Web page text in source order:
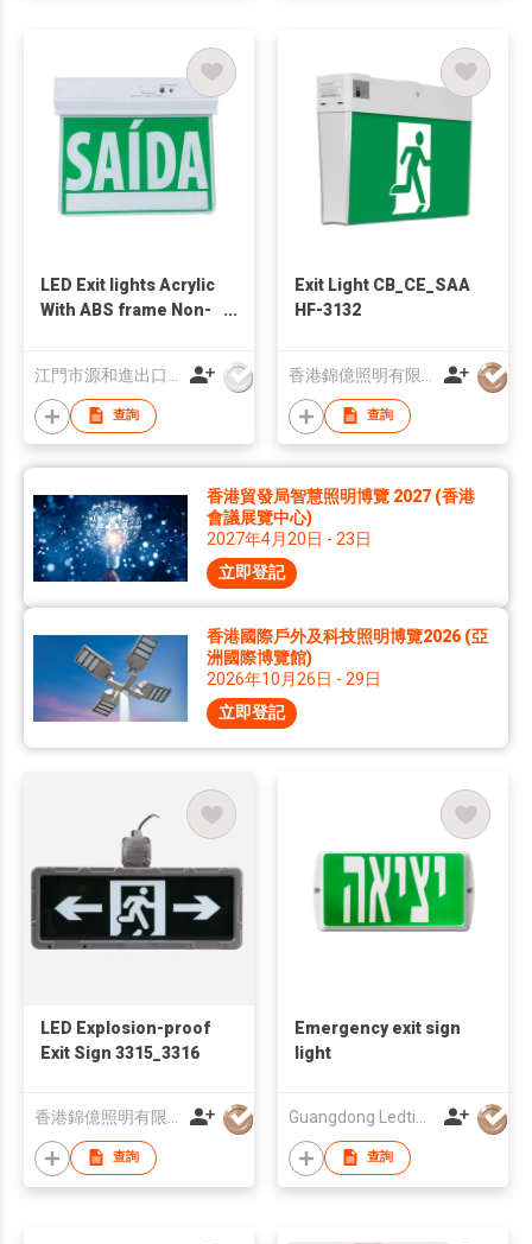
LED Exit lights Acrylic
With ABS frame Non-
Rechargeableable
battery Surface Led
Emergency exit
查詢
Exit Light CB_CE_SAA
HF-3132
查詢
香港貿發局智慧照明博覽 2027 (香港
會議展覽中心)
2027年4月20日 - 23日
立即登記
香港國際戶外及科技照明博覽2026 (亞
洲國際博覽館)
2026年10月26日 - 29日
立即登記
LED Explosion-proof
Exit Sign 3315_3316
查詢
Emergency exit sign
light
查詢